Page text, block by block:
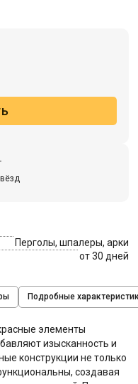
Перголы, шпалеры, арки
от 30 дней
Подробные
элементы
изысканность и
конструкции не только
создавая